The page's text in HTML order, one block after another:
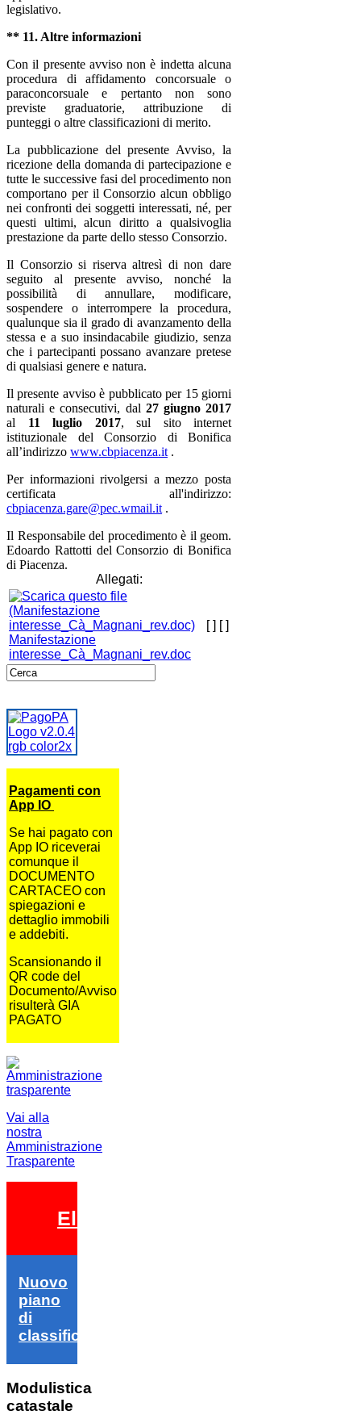
legislativo.
** 11. Altre informazioni
Con il presente avviso non è indetta alcuna
procedura di affidamento concorsuale o
paraconcorsuale e pertanto non sono
previste graduatorie, attribuzione di
punteggi o altre classificazioni di merito.
La pubblicazione del presente Avviso, la
ricezione della domanda di partecipazione e
tutte le successive fasi del procedimento non
comportano per il Consorzio alcun obbligo
nei confronti dei soggetti interessati, né, per
questi ultimi, alcun diritto a qualsivoglia
prestazione da parte dello stesso Consorzio.
Il Consorzio si riserva altresì di non dare
seguito al presente avviso, nonché la
possibilità di annullare, modificare,
sospendere o interrompere la procedura,
qualunque sia il grado di avanzamento della
stessa e a suo insindacabile giudizio, senza
che i partecipanti possano avanzare pretese
di qualsiasi genere e natura.
Il presente avviso è pubblicato per 15 giorni
naturali e consecutivi, dal 27 giugno 2017
al 11 luglio 2017, sul sito internet
istituzionale del Consorzio di Bonifica
all’indirizzo www.cbpiacenza.it .
Per informazioni rivolgersi a mezzo posta
certificata all'indirizzo:
cbpiacenza.gare@pec.wmail.it .
Il Responsabile del procedimento è il geom.
Edoardo Rattotti del Consorzio di Bonifica
di Piacenza.
Allegati:
Manifestazione
interesse_Cà_Magnani_rev.doc
[ ] [ ]
Pagamenti con
App IO
Se hai pagato con
App IO riceverai
comunque il
DOCUMENTO
CARTACEO con
spiegazioni e
dettaglio immobili
e addebiti.
Scansionando il
QR code del
Documento/Avviso
risulterà GIA
PAGATO
Vai alla
nostra
Amministrazione
Trasparente
Elezioni 2026
Nuovo
piano
di
classifica
Modulistica
catastale